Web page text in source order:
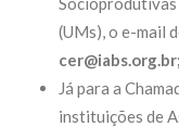
(UMs), o e-mail
cer@iabs.org.br;
Já para a
instituições de